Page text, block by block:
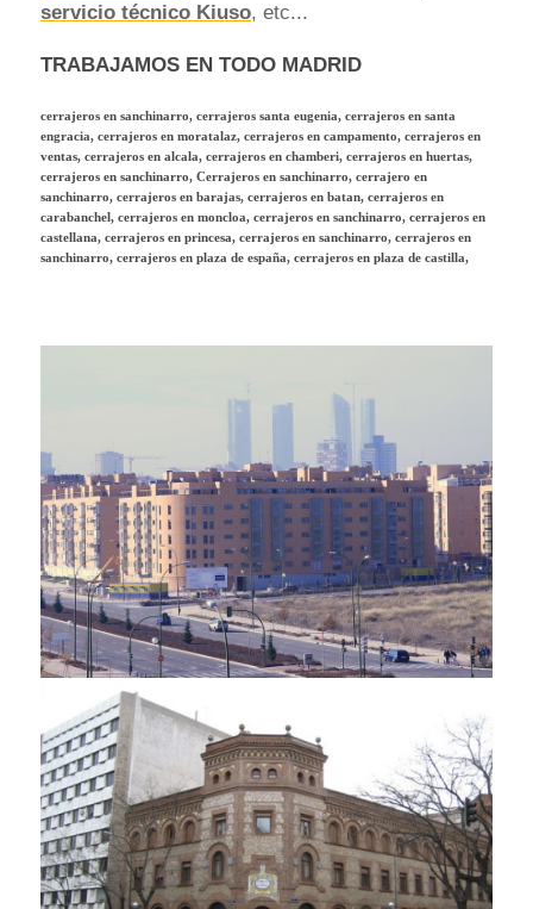
servicio técnico Kiuso, etc...
TRABAJAMOS EN TODO MADRID
cerrajeros en sanchinarro, cerrajeros santa eugenia, cerrajeros en santa
engracia, cerrajeros en moratalaz, cerrajeros en campamento, cerrajeros en
ventas, cerrajeros en alcala, cerrajeros en chamberi, cerrajeros en huertas,
cerrajeros en sanchinarro, Cerrajeros en sanchinarro, cerrajero en
sanchinarro, cerrajeros en barajas, cerrajeros en batan, cerrajeros en
carabanchel, cerrajeros en moncloa, cerrajeros en sanchinarro, cerrajeros en
castellana, cerrajeros en princesa, cerrajeros en sanchinarro, cerrajeros en
sanchinarro, cerrajeros en plaza de españa, cerrajeros en plaza de castilla,